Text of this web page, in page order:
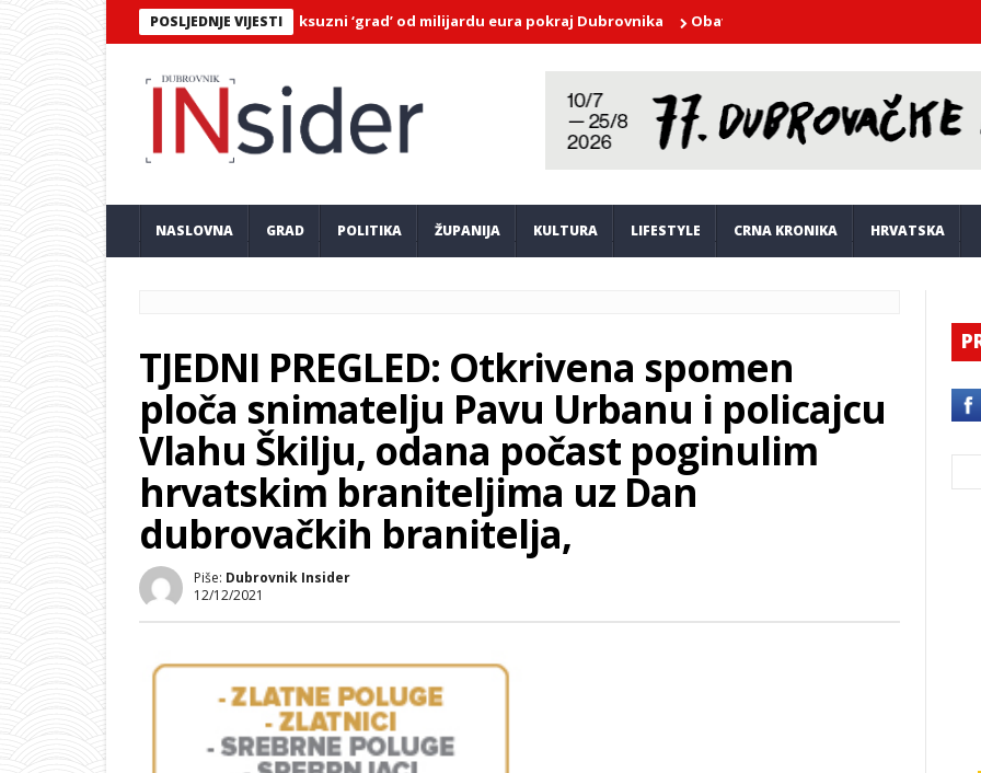
POSLJEDNJE VIJESTI
udružili snage: Grade luksuzni ‘grad’ od milijardu eura pokraj Dubrovnika Obavijest o prestanku onečišćenja mora na plaži
NASLOVNA GRAD POLITIKA ŽUPANIJA KULTURA LIFESTYLE CRNA KRONIKA HRVATSKA
TJEDNI PREGLED: Otkrivena spomen
ploča snimatelju Pavu Urbanu i policajcu
Vlahu Škilju, odana počast poginulim
hrvatskim braniteljima uz Dan
dubrovačkih branitelja,
Piše: Dubrovnik Insider
12/12/2021